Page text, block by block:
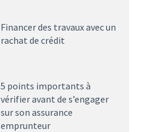
Financer des travaux avec un
rachat de crédit
5 points importants à
vérifier avant de s’engager
sur son assurance
emprunteur